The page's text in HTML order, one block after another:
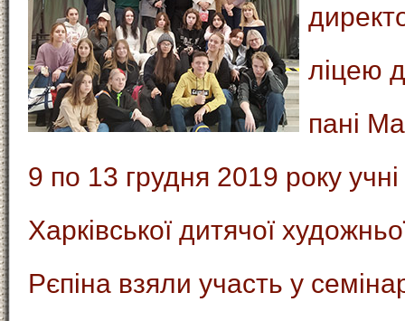
ліцею
пані
9 по 13 грудня 2019 року учні
Харківської дитячої
Рєпіна взяли участь у